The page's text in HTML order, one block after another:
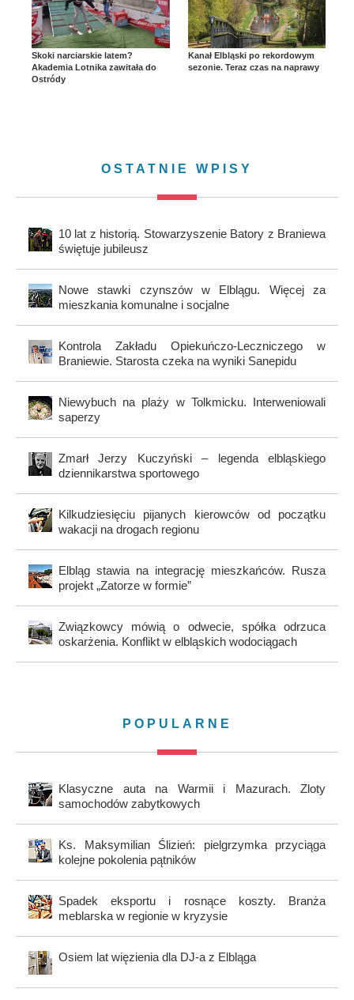
Skoki narciarskie latem?
Akademia Lotnika zawitała do
Ostródy
Kanał Elbląski po rekordowym
sezonie. Teraz czas na naprawy
OSTATNIE WPISY
10 lat z historią. Stowarzyszenie Batory z Braniewa
świętuje jubileusz
Nowe stawki czynszów w Elblągu. Więcej za
mieszkania komunalne i socjalne
Kontrola Zakładu Opiekuńczo-Leczniczego w
Braniewie. Starosta czeka na wyniki Sanepidu
Niewybuch na plaży w Tolkmicku. Interweniowali
saperzy
Zmarł Jerzy Kuczyński – legenda elbląskiego
dziennikarstwa sportowego
Kilkudziesięciu pijanych kierowców od początku
wakacji na drogach regionu
Elbląg stawia na integrację mieszkańców. Rusza
projekt „Zatorze w formie”
Związkowcy mówią o odwecie, spółka odrzuca
oskarżenia. Konflikt w elbląskich wodociągach
POPULARNE
Klasyczne auta na Warmii i Mazurach. Zloty
samochodów zabytkowych
Ks. Maksymilian Ślizień: pielgrzymka przyciąga
kolejne pokolenia pątników
Spadek eksportu i rosnące koszty. Branża
meblarska w regionie w kryzysie
Osiem lat więzienia dla DJ-a z Elbląga